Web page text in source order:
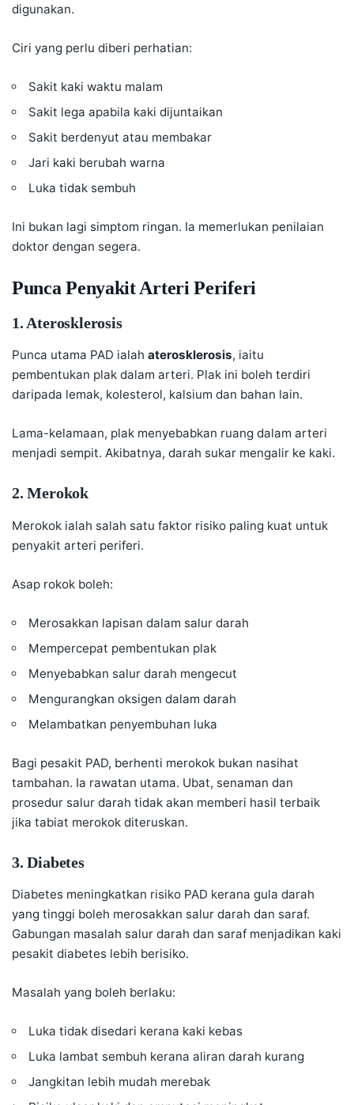
digunakan.
Ciri yang perlu diberi perhatian:
Sakit kaki waktu malam
Sakit lega apabila kaki dijuntaikan
Sakit berdenyut atau membakar
Jari kaki berubah warna
Luka tidak sembuh
Ini bukan lagi simptom ringan. Ia memerlukan penilaian
doktor dengan segera.
Punca Penyakit Arteri Periferi
1. Aterosklerosis
Punca utama PAD ialah aterosklerosis, iaitu
pembentukan plak dalam arteri. Plak ini boleh terdiri
daripada lemak, kolesterol, kalsium dan bahan lain.
Lama-kelamaan, plak menyebabkan ruang dalam arteri
menjadi sempit. Akibatnya, darah sukar mengalir ke kaki.
2. Merokok
Merokok ialah salah satu faktor risiko paling kuat untuk
penyakit arteri periferi.
Asap rokok boleh:
Merosakkan lapisan dalam salur darah
Mempercepat pembentukan plak
Menyebabkan salur darah mengecut
Mengurangkan oksigen dalam darah
Melambatkan penyembuhan luka
Bagi pesakit PAD, berhenti merokok bukan nasihat
tambahan. Ia rawatan utama. Ubat, senaman dan
prosedur salur darah tidak akan memberi hasil terbaik
jika tabiat merokok diteruskan.
3. Diabetes
Diabetes meningkatkan risiko PAD kerana gula darah
yang tinggi boleh merosakkan salur darah dan saraf.
Gabungan masalah salur darah dan saraf menjadikan kaki
pesakit diabetes lebih berisiko.
Masalah yang boleh berlaku:
Luka tidak disedari kerana kaki kebas
Luka lambat sembuh kerana aliran darah kurang
Jangkitan lebih mudah merebak